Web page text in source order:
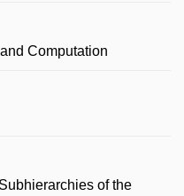
Computation
of the